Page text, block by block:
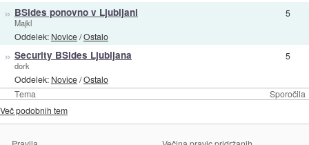
Tema Sporočila
» BSides ponovno v Ljubljani
Majkl
Oddelek: Novice/Ostalo
5
» Security BSides Ljubljana
dork
Oddelek: Novice/Ostalo
5
Več podobnih tem